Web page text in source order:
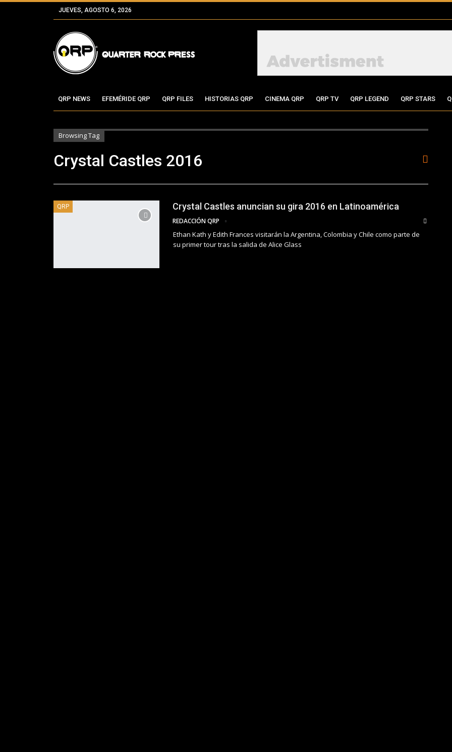
JUEVES, AGOSTO 6, 2026
QRP NEWS EFEMÉRIDE QRP QRP FILES HISTORIAS QRP CINEMA QRP QRP TV QRP LEGEND QRP STARS
Browsing Tag
Crystal Castles 2016
QRP Crystal Castles anuncian su gira 2016 en Latinoamérica
REDACCIÓN QRP
Ethan Kath y Edith Frances visitarán la Argentina, Colombia y Chile como parte de
su primer tour tras la salida de Alice Glass